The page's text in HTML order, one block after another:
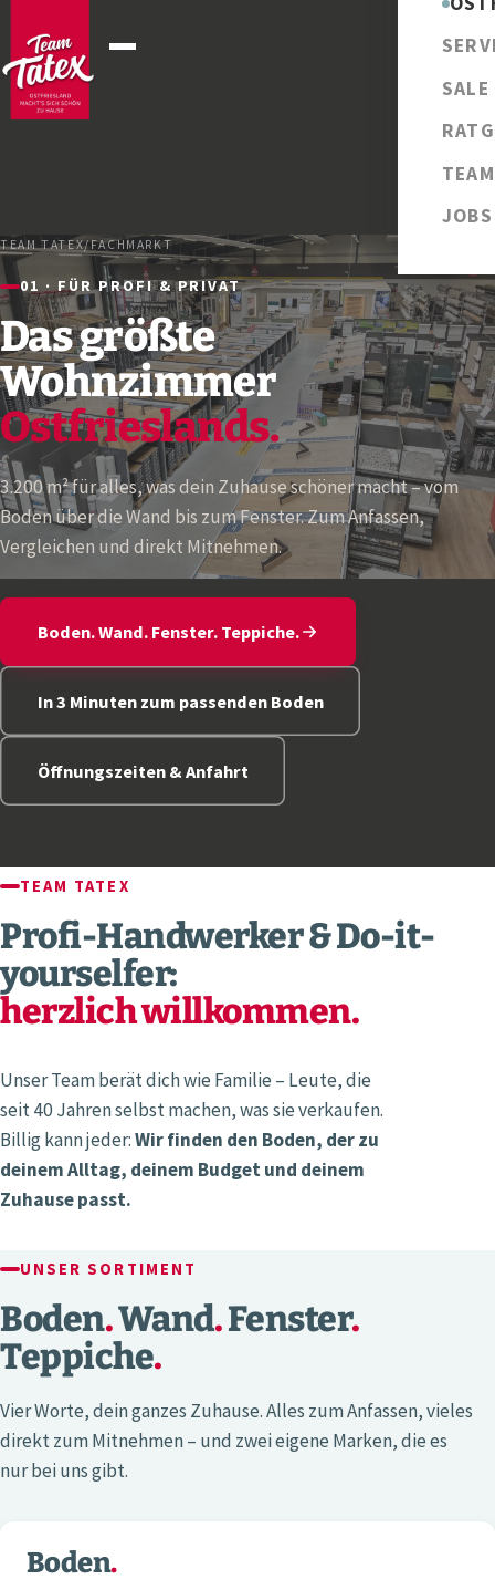
TEAM
JOBS
TEAM TATEX/FACHMARKT
01 · FÜR PROFI & PRIVAT
Das größte
Wohnzimmer
Ostfrieslands.
3.200 m² für alles, was dein Zuhause schöner macht – vom
Boden über die Wand bis zum Fenster. Zum Anfassen,
Vergleichen und direkt Mitnehmen.
Boden. Wand. Fenster. Teppiche.
In 3 Minuten zum passenden Boden
Öffnungszeiten & Anfahrt
TEAM TATEX
Profi-Handwerker & Do-it-
yourselfer:
herzlich willkommen.
Unser Team berät dich wie Familie – Leute, die
seit 40 Jahren selbst machen, was sie verkaufen.
Billig kann jeder:Wir finden den Boden, der zu
deinem Alltag, deinem Budget und deinem
Zuhause passt.
UNSER SORTIMENT
Boden.Wand.Fenster.
Teppiche.
Vier Worte, dein ganzes Zuhause. Alles zum Anfassen, vieles
direkt zum Mitnehmen – und zwei eigene Marken, die es
nur bei uns gibt.
01 — BODEN
Boden.